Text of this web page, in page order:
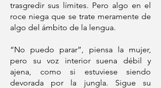
trasgredir sus límites. Pero algo en el
roce niega que se trate meramente de
algo del ámbito de la lengua.
“No puedo parar”, piensa la mujer,
pero su voz interior suena débil y
ajena, como si estuviese siendo
devorada por la jungla. Sigue su